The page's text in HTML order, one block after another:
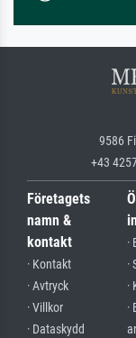
9586
+43
Företagets
namn &
kontakt
· Kontakt
· Avtryck
· Villkor
· Dataskydd
·
·
·
·